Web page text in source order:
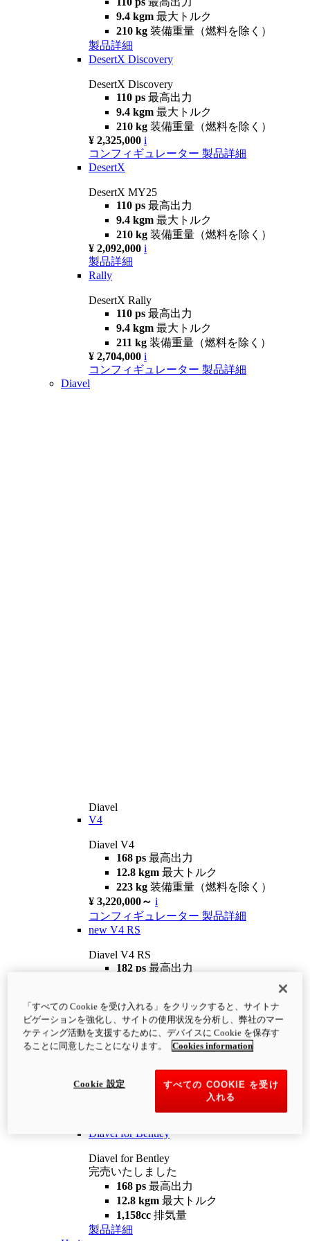
9.4 kgm 最大トルク
210 kg 装備重量（燃料を除く）
製品詳細
DesertX Discovery
DesertX Discovery
110 ps 最高出力
9.4 kgm 最大トルク
210 kg 装備重量（燃料を除く）
¥ 2,325,000 i
コンフィギュレーター 製品詳細
DesertX
DesertX MY25
110 ps 最高出力
9.4 kgm 最大トルク
210 kg 装備重量（燃料を除く）
¥ 2,092,000 i
製品詳細
Rally
DesertX Rally
110 ps 最高出力
9.4 kgm 最大トルク
211 kg 装備重量（燃料を除く）
¥ 2,704,000 i
コンフィギュレーター 製品詳細
Diavel
Diavel
V4
Diavel V4
168 ps 最高出力
12.8 kgm 最大トルク
223 kg 装備重量（燃料を除く）
¥ 3,220,000～ i
コンフィギュレーター 製品詳細
new V4 RS
Diavel V4 RS
182 ps 最高出力
¥4,400,000 i
コンフィギュレーター 製品詳細
newV4 RS 100
12.2 kgm
最大トルク
装備重量（燃料を除く）
Diavel for Bentley
Diavel for Bentley
完売いたしました
168 ps 最高出力
12.8 kgm 最大トルク
1,158cc 排気量
製品詳細
「すべての Cookie を受け入れる」をクリックすると、サイトナ
ビゲーションを強化し、サイトの使用状況を分析し、弊社のマー
ケティング活動を支援するために、デバイスに Cookie を保存す
ることに同意したことになります。
Cookies information
すべての COOKIE を受け
入れる
Cookie 設定